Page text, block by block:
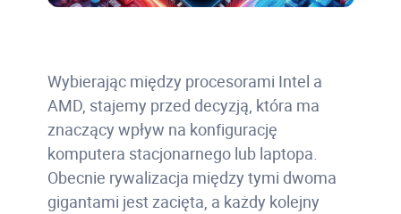
Wybierając między procesorami Intel a
AMD, stajemy przed decyzją, która ma
znaczący wpływ na konfigurację
komputera stacjonarnego lub laptopa.
Obecnie rywalizacja między tymi dwoma
gigantami jest zacięta, a każdy kolejny